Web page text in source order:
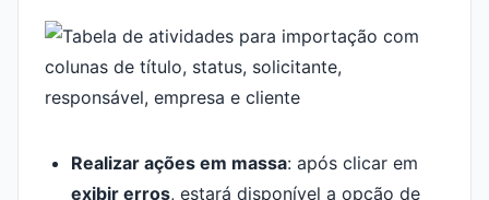
Realizar ações em massa: após clicar em
exibir erros, estará disponível a opção de